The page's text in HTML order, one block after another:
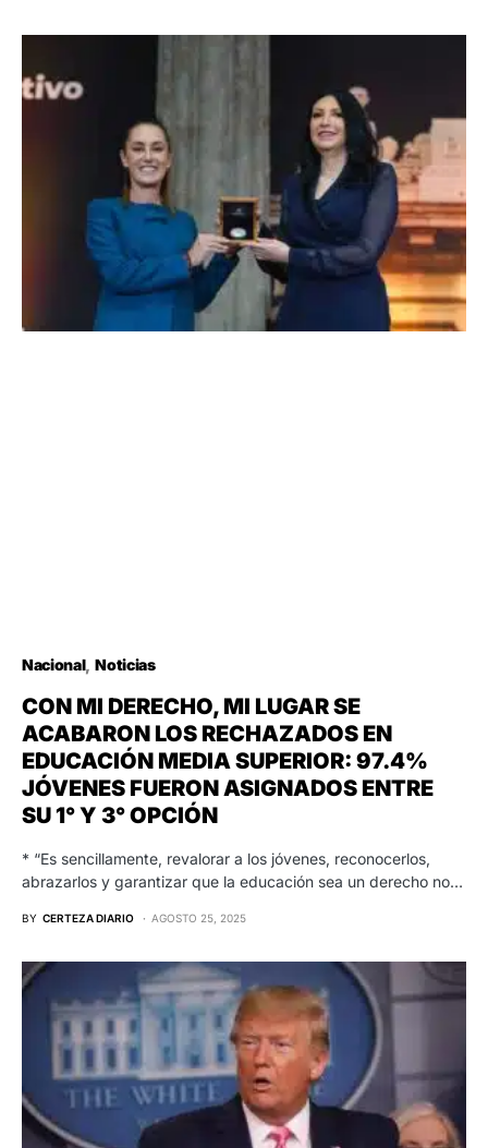
Nacional Noticias
CON MI DERECHO, MI LUGAR SE
ACABARON LOS RECHAZADOS EN
EDUCACIÓN MEDIA SUPERIOR: 97.4%
JÓVENES FUERON ASIGNADOS ENTRE
SU 1° Y 3° OPCIÓN
* “Es sencillamente, revalorar a los jóvenes, reconocerlos,
abrazarlos y garantizar que la educación sea un derecho no…
BY CERTEZA DIARIO AGOSTO 25, 2025